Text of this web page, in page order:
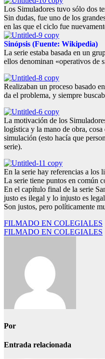
Los Simuladores tuvo sólo dos
Sin dudas, fue uno de los
en las que el ciclo fue
Sinópsis (Fuente: Wikipedia)
La serie estaba basada en un
ellos denominan «operativos de
Realizaban un proceso basado
da el problema, y siempre
La motivación de los
logística y la mano de obra,
simulación (esto hacía que
serie).
En la serie hay referencias a los
La serie tiene puntos en común
En el capítulo final de la serie
justo es ilegal y lo injusto es
Son justos, pero políticamente
Navegación
de
FILMADO EN COLEGIALES
FILMADO EN COLEGIALES
Por
Entrada relacionada